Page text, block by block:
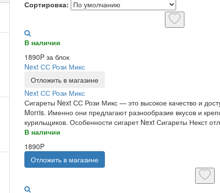
Сортировка:
В наличии
1890P за блок
Next СС Рози Микс
Отложить в магазине
Next СС Рози Микс
Сигареты Next СС Рози Микс — это высокое качество и
Morris. Именно они предлагают разнообразие вкусов и
курильщиков. Особенности сигарет Next Сигареты Некст
В наличии
1890P
Отложить в магазине